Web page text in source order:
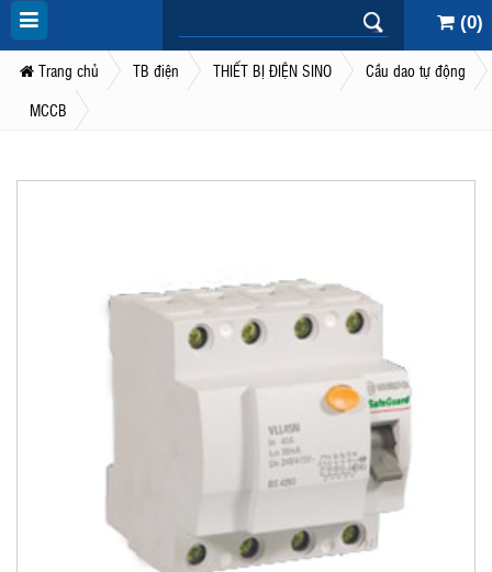
(0)
Trang chủ TB điện THIẾT BỊ ĐIỆN SINO
Cầu dao tự động
MCCB